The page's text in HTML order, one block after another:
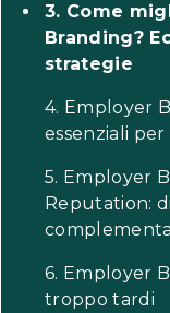
3. Come
Branding?
strategie
4. Employer
essenziali
5. Employer
Reputation:
6. Employer
troppo tardi